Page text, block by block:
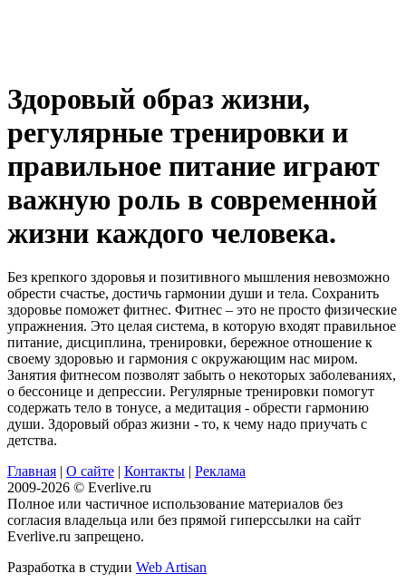
Здоровый образ жизни,
регулярные тренировки и
правильное питание играют
важную роль в современной
жизни каждого человека.
Без крепкого здоровья и позитивного мышления невозможно
обрести счастье, достичь гармонии души и тела. Сохранить
здоровье поможет фитнес. Фитнес – это не просто физические
упражнения. Это целая система, в которую входят правильное
питание, дисциплина, тренировки, бережное отношение к
своему здоровью и гармония с окружающим нас миром.
Занятия фитнесом позволят забыть о некоторых заболеваниях,
о бессонице и депрессии. Регулярные тренировки помогут
содержать тело в тонусе, а медитация - обрести гармонию
души. Здоровый образ жизни - то, к чему надо приучать с
детства.
Главная | О сайте | Контакты | Реклама
2009-2026 © Everlive.ru
Полное или частичное использование материалов без
согласия владельца или без прямой гиперссылки на сайт
Everlive.ru запрещено.
Разработка в студии Web Artisan